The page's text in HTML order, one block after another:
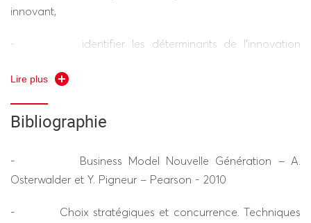
innovant,
- identifier les déterminants de l’innovation
génériques.
Lire plus
Bibliographie
- Business Model Nouvelle Génération – A.
Osterwalder et Y. Pigneur – Pearson - 2010
- Choix stratégiques et concurrence. Techniques